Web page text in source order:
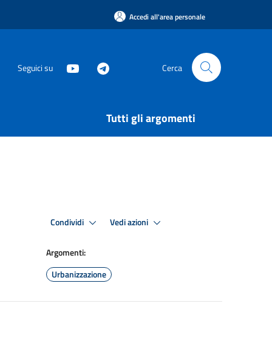
Accedi all'area personale
Seguici su Cerca
Tutti gli argomenti
Condividi Vedi azioni
Argomenti:
Urbanizzazione